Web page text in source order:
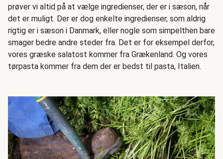
prøver vi altid på at vælge ingredienser, der er i sæson, når
det er muligt. Der er dog enkelte ingredienser, som aldrig
rigtig er i sæson i Danmark, eller nogle som simpelthen bare
smager bedre andre steder fra. Det er for eksempel derfor,
vores græske salatost kommer fra Grækenland. Og vores
tørpasta kommer fra dem der er bedst til pasta, Italien.